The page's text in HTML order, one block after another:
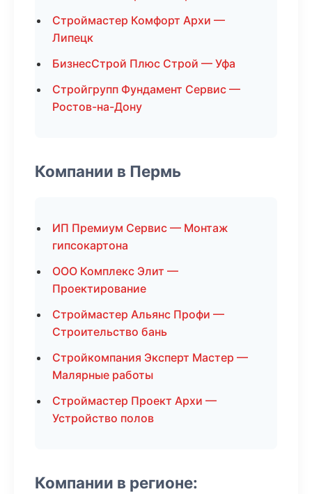
Строймастер Комфорт Архи —
Липецк
БизнесСтрой Плюс Строй — Уфа
Стройгрупп Фундамент Сервис —
Ростов-на-Дону
Компании в Пермь
ИП Премиум Сервис — Монтаж
гипсокартона
ООО Комплекс Элит —
Проектирование
Строймастер Альянс Профи —
Строительство бань
Стройкомпания Эксперт Мастер —
Малярные работы
Строймастер Проект Архи —
Устройство полов
Компании в регионе: